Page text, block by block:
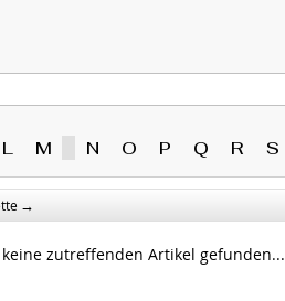
L M N O P Q R S
→
zutreffenden Artikel gefunden...